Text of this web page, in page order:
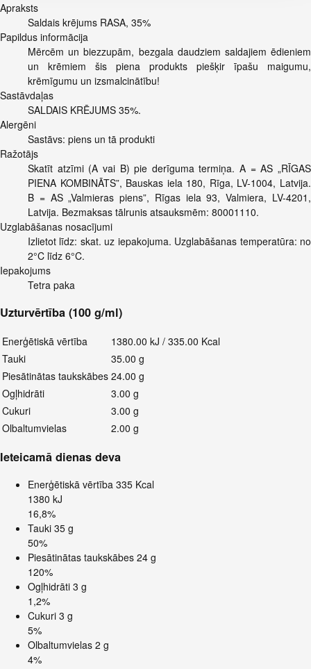
Apraksts
Saldais krējums RASA, 35%
Papildus informācija
Mērcēm un biezzupām, bezgala daudziem saldajiem ēdieniem
un krēmiem šis piena produkts piešķir īpašu maigumu,
krēmīgumu un izsmalcinātību!
Sastāvdaļas
SALDAIS KRĒJUMS 35%.
Alergēni
Sastāvs: piens un tā produkti
Ražotājs
Skatīt atzīmi (A vai B) pie derīguma termiņa. A = AS „RĪGAS
PIENA KOMBINĀTS”, Bauskas iela 180, Rīga, LV-1004, Latvija.
B = AS „Valmieras piens”, Rīgas iela 93, Valmiera, LV-4201,
Latvija. Bezmaksas tālrunis atsauksmēm: 80001110.
Uzglabāšanas nosacījumi
Izlietot līdz: skat. uz iepakojuma. Uzglabāšanas temperatūra: no
2°C līdz 6°C.
Iepakojums
Tetra paka
Uzturvērtība (100 g/ml)
Enerģētiskā vērtība
1380.00 kJ / 335.00 Kcal
Tauki
35.00 g
Piesātinātas taukskābes 24.00 g
Ogļhidrāti
3.00 g
Cukuri
3.00 g
Olbaltumvielas
2.00 g
Ieteicamā dienas deva
Enerģētiskā vērtība 335 Kcal
1380 kJ
16,8%
Tauki 35 g
50%
Piesātinātas taukskābes 24 g
120%
Ogļhidrāti 3 g
1,2%
Cukuri 3 g
5%
Olbaltumvielas 2 g
4%